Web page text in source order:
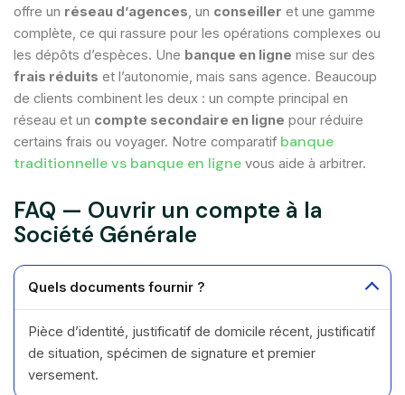
offre un réseau d’agences, un conseiller et une gamme
complète, ce qui rassure pour les opérations complexes ou
les dépôts d’espèces. Une banque en ligne mise sur des
frais réduits et l’autonomie, mais sans agence. Beaucoup
de clients combinent les deux : un compte principal en
réseau et un compte secondaire en ligne pour réduire
certains frais ou voyager. Notre comparatif banque
traditionnelle vs banque en ligne vous aide à arbitrer.
FAQ — Ouvrir un compte à la
Société Générale
Quels documents fournir ?
Pièce d’identité, justificatif de domicile récent, justificatif
de situation, spécimen de signature et premier
versement.